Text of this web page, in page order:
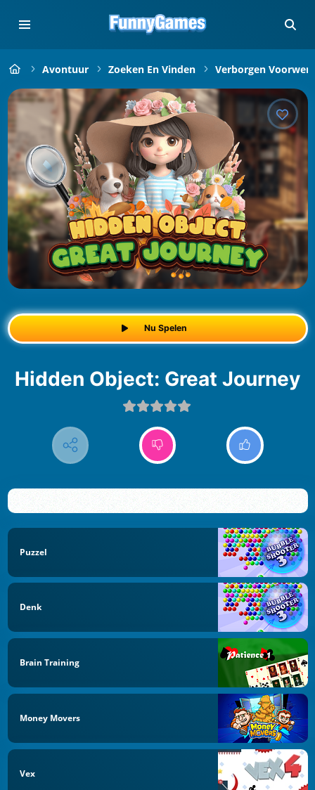
Avontuur Zoeken En Vinden Verborgen
Nu Spelen
Hidden Object: Great Journey
Puzzel
Denk
Brain Training
Money Movers
Vex